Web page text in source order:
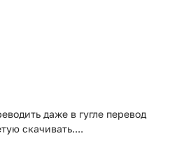
даже в гугле перевод
скачивать....